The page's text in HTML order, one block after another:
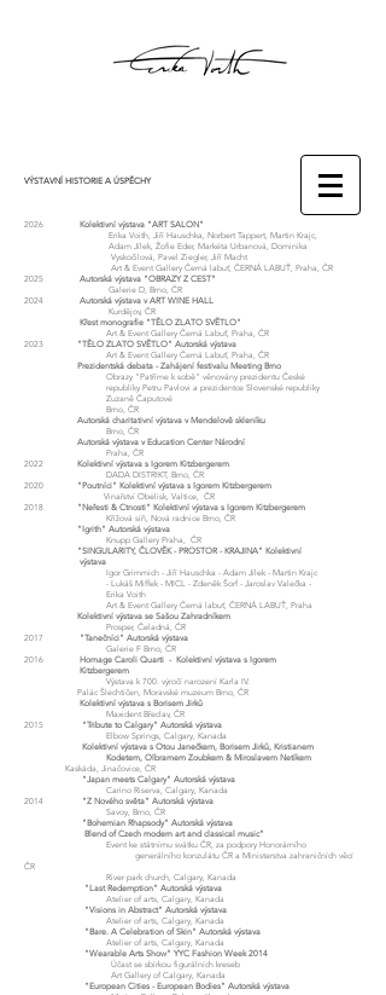
VÝSTAVNÍ HISTORIE A ÚSPĚCHY
2026 Kolektivní výstava "ART SALON"
Erika Voith, Jiří Hauschka, Norbert Tappert, Martin Krajc,
Adam Jílek, Žofie Eder, Markéta Urbanová, Dominika
Vyskočilová, Pavel Ziegler, Jiří Macht
Art & Event Gallery Černá labuť, ČERNÁ LABUŤ, Praha, ČR
2025 Autorská výstava "OBRAZY Z CEST"
Galerie D, Brno, ČR
2024 Autorská výstava v ART WINE HALL
Kurdějov, ČR
Křest monografie "TĚLO ZLATO SVĚTLO"
Art & Event Gallery Černá Labuť, Praha, ČR
2023
"TĚLO ZLATO SVĚTLO" Autorská výstava
Art & Event Gallery Černá Labuť, Praha, ČR
Prezidentská debata - Zahájení festivalu Meeting Brno
Obrazy "Patříme k sobě" věnovány prezidentu České
republiky Petru Pavlovi a prezidentce Slovenské republiky
Zuzaně Čaputové
Brno, ČR
Autorská charitativní výstava v Mendelově skleníku
Brno, ČR
Autorská výstava v Education Center Národní
Praha, ČR
2022 Kolektivní výstava s Igorem Kitzbergerem
DADA DISTRIKT, Brno, ČR
2020
"Poutníci" Kolektivní výstava s Igorem Kitzbergerem
Vinařství Obelisk, Valtice, ČR
2018
"Neřesti & Ctnosti" Kolektivní výstava s Igorem Kitzbergerem
Křížová síň, Nová radnice Brno, ČR
"Igrith" Autorská výstava
Knupp Gallery Praha, ČR
"SINGULARITY, ČLOVĚK - PROSTOR - KRAJINA" Kolektivní
výstava
Igor Grimmich - Jiří Hauschka - Adam Jílek - Martin Krajc
- Lukáš Miffek - MICL - Zdeněk Šorf - Jaroslav Valečka -
Erika Voith
Art & Event Gallery Černá labuť, ČERNÁ LABUŤ, Praha
Kolektivní výstava se Sašou Zahradníkem
Prosper, Čeladná, ČR
2017
"Tanečníci" Autorská výstava
Galerie F Brno, ČR
2016 Homage Caroli Quarti - Kolektivní výstava s Igorem
Kitzbergerem
Výstava k 700. výročí narození Karla IV.
Palác Šlechtičen, Moravské muzeum Brno, ČR
Kolektivní výstava s Borisem Jirků
Maxident Břeclav, ČR
2015
"Tribute to Calgary" Autorská výstava
Elbow Springs, Calgary, Kanada
Kolektivní výstava s Otou Janečkem, Borisem Jirků, Kristianem
Kodetem, Olbramem Zoubkem & Miroslavem Netíkem
Kaskáda, Jinačovice, ČR
"Japan meets Calgary" Autorská výstava
Carino Riserva, Calgary, Kanada
2014
"Z Nového světa" Autorská výstava
Savoy, Brno, ČR
"Bohemian Rhapsody" Autorská výstava
Blend of Czech modern art and classical music“
Event ke státnímu svátku ČR, za podpory Honorárního
generálního konzulátu ČR a Ministerstva zahraničních věcí
ČR
River park church, Calgary, Kanada
"Last Redemption" Autorská výstava
Atelier of arts, Calgary, Kanada
"Visions in Abstract" Autorská výstava
Atelier of arts, Calgary, Kanada
"Bare. A Celebration of Skin" Autorská výstava
Atelier of arts, Calgary, Kanada
"Wearable Arts Show" YYC Fashion Week 2014
Účast se sbírkou figurálních kreseb
Art Gallery of Calgary, Kanada
"European Cities - European Bodies" Autorská výstava